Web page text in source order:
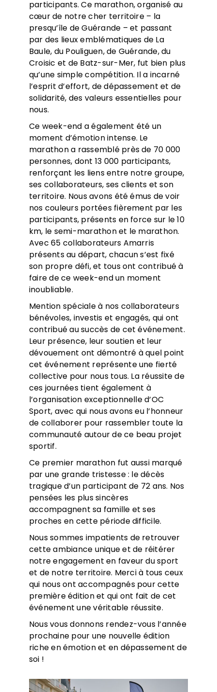
participants. Ce marathon, organisé au
cœur de notre cher territoire – la
presqu’île de Guérande – et passant
par des lieux emblématiques de La
Baule, du Pouliguen, de Guérande, du
Croisic et de Batz-sur-Mer, fut bien plus
qu’une simple compétition. Il a incarné
l’esprit d’effort, de dépassement et de
solidarité, des valeurs essentielles pour
nous.
Ce week-end a également été un
moment d’émotion intense. Le
marathon a rassemblé près de 70 000
personnes, dont 13 000 participants,
renforçant les liens entre notre groupe,
ses collaborateurs, ses clients et son
territoire. Nous avons été émus de voir
nos couleurs portées fièrement par les
participants, présents en force sur le 10
km, le semi-marathon et le marathon.
Avec 65 collaborateurs Amarris
présents au départ, chacun s’est fixé
son propre défi, et tous ont contribué à
faire de ce week-end un moment
inoubliable.
Mention spéciale à nos collaborateurs
bénévoles, investis et engagés, qui ont
contribué au succès de cet événement.
Leur présence, leur soutien et leur
dévouement ont démontré à quel point
cet événement représente une fierté
collective pour nous tous. La réussite de
ces journées tient également à
l’organisation exceptionnelle d’OC
Sport, avec qui nous avons eu l’honneur
de collaborer pour rassembler toute la
communauté autour de ce beau projet
sportif.
Ce premier marathon fut aussi marqué
par une grande tristesse : le décès
tragique d’un participant de 72 ans. Nos
pensées les plus sincères
accompagnent sa famille et ses
proches en cette période difficile.
Nous sommes impatients de retrouver
cette ambiance unique et de réitérer
notre engagement en faveur du sport
et de notre territoire. Merci à tous ceux
qui nous ont accompagnés pour cette
première édition et qui ont fait de cet
événement une véritable réussite.
Nous vous donnons rendez-vous l’année
prochaine pour une nouvelle édition
riche en émotion et en dépassement de
soi !